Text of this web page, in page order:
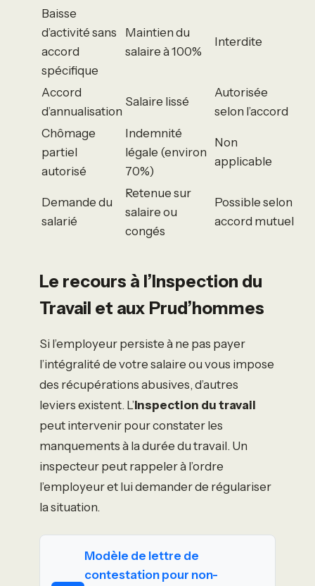
Baisse
d’activité sans
accord
spécifique
Maintien du
salaire à 100%
Interdite
Accord
d’annualisation
Salaire lissé
Autorisée
selon l’accord
Chômage
partiel
autorisé
Indemnité
légale (environ
70%)
Non
applicable
Demande du
salarié
Retenue sur
salaire ou
congés
Possible selon
accord mutuel
Le recours à l’Inspection du
Travail et aux Prud’hommes
Si l’employeur persiste à ne pas payer
l’intégralité de votre salaire ou vous impose
des récupérations abusives, d’autres
leviers existent. L’Inspection du travail
peut intervenir pour constater les
manquements à la durée du travail. Un
inspecteur peut rappeler à l’ordre
l’employeur et lui demander de régulariser
la situation.
Modèle de lettre de
contestation pour non-